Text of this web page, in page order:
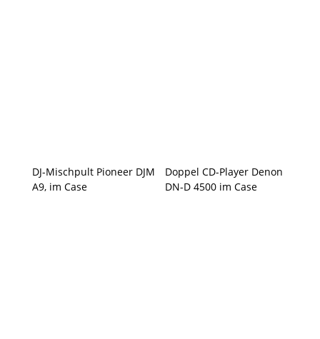
DJ-Mischpult Pioneer DJM
A9, im Case
Doppel CD-Player Denon
DN-D 4500 im Case